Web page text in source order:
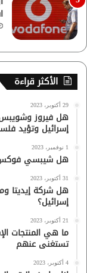
الأكثر قراءة
29 أكتوبر، 2023
هل فيروز وشويبس
إسرائيل وتؤيد
1 نوفمبر، 2023
هل شيبسي فوكس
31 أكتوبر، 2023
هل شركة إيديتا
إسرائيل؟
21 أكتوبر، 2023
تستغنى عنهم
4 أكتوبر، 2023